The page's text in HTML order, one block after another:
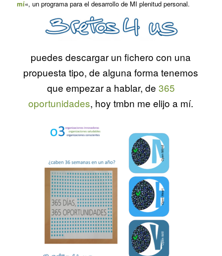
mí«, un programa para el desarrollo de MI plenitud personal.
puedes descargar un fichero con una
propuesta tipo, de alguna forma tenemos
que empezar a hablar, de 365
oportunidades, hoy tmbn me elijo a mí.